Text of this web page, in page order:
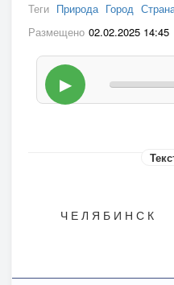
Теги Природа Город
Размещено 02.02.2025 14:45
▶
Ч Е Л Я Б И Н С К
На Южном Урале